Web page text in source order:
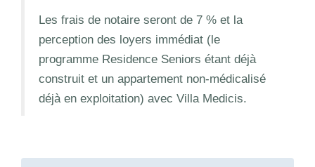
Les frais de notaire seront de 7 % et la
perception des loyers immédiat (le
programme Residence Seniors étant déjà
construit et un appartement non-médicalisé
déjà en exploitation) avec Villa Medicis.